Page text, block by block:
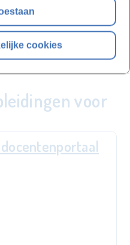
cookies
1 module door
het certificaat
vaardigheden te
voor